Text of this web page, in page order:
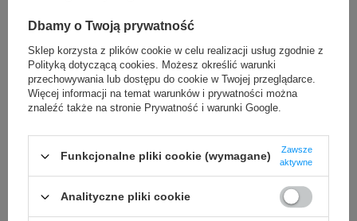
Tradycyjna technika tsuchi-me
Technika ta nie jest przynależna wyłącznie do japońskich
noży. To po prostu ślady młotka, które odnajdziemy w
ręcznie wykonywanych naczyniach produkowanych w
krajach arabskich. Kiedyś gładkie wykończenie ostrza
kosztowało zbyt wiele czasu w tak prostych przedmiotach
jak nóż, więc na gładko wykańczano tylko część ostrza.
Młotkowanie miało też wpływ na twardość i trwałość klingi.
Dbamy o Twoją prywatność
Sklep korzysta z plików cookie w celu realizacji usług zgodnie z
Polityką dotyczącą cookies. Możesz określić warunki
przechowywania lub dostępu do cookie w Twojej przeglądarce.
Więcej informacji na temat warunków i prywatności można
znaleźć także na stronie Prywatność i warunki Google.
Funkcjonalne pliki cookie (wymagane)
Zawsze
aktywne
Analityczne pliki cookie